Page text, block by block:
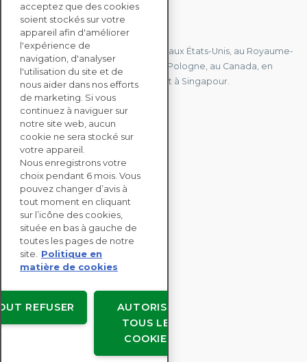
CONTACTEZ-NOUS
Nous avons des bureaux en France, aux États-Unis, au Royaume-
Uni, à Hong Kong, à l'île Maurice, en Pologne, au Canada, en
Allemagne, au Japon, en Espagne et à Singapour.
CONTACTEZ-NOUS
SOLUTIONS
ENTERPRISE
ÉVALUATIONS RSE
RESSOURCES
À PROPOS
Copyright © EcoVadis
Accords avec les utilisateurs
acceptez que des cookies
soient stockés sur votre
appareil afin d'améliorer
l'expérience de
navigation, d'analyser
l'utilisation du site et de
nous aider dans nos efforts
de marketing. Si vous
continuez à naviguer sur
notre site web, aucun
cookie ne sera stocké sur
votre appareil.
Nous enregistrons votre
choix pendant 6 mois. Vous
pouvez changer d’avis à
tout moment en cliquant
sur l’icône des cookies,
située en bas à gauche de
toutes les pages de notre
site.
Politique en
matière de cookies
AUTORISER
TOUS LES
COOKIES
REFUSER